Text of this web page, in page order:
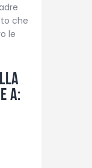
che
le
A: